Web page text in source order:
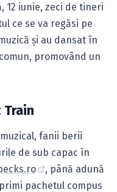
12 iunie, zeci de tineri
ce se va regăsi pe
şi au dansat în
promovând un
Train
fanii berii
de sub capac în
, până adună
pachetul compus